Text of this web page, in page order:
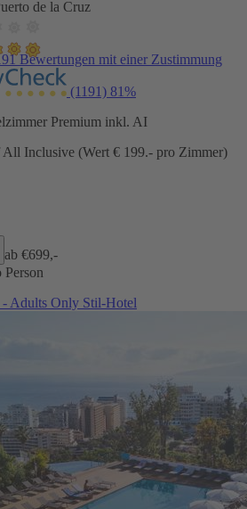
de la Cruz
Bewertungen mit einer Zustimmung
(1191) 81%
Premium inkl. AI
All Inclusive (Wert € 199.- pro Zimmer)
ab €699,-
Person
Adults Only Stil-Hotel